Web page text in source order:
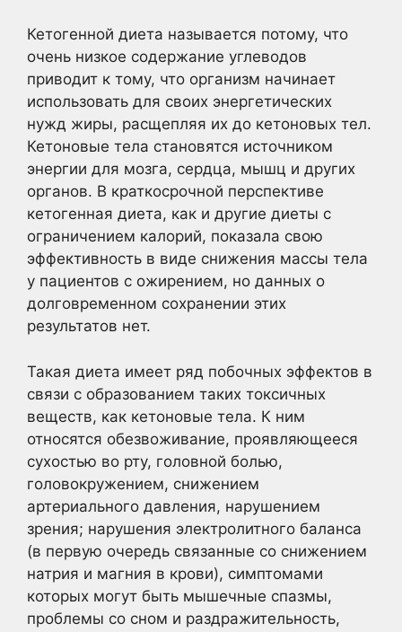
Кетогенной диета называется потому, что
очень низкое содержание углеводов
приводит к тому, что организм начинает
использовать для своих энергетических
нужд жиры, расщепляя их до кетоновых тел.
Кетоновые тела становятся источником
энергии для мозга, сердца, мышц и других
органов. В краткосрочной перспективе
кетогенная диета, как и другие диеты с
ограничением калорий, показала свою
эффективность в виде снижения массы тела
у пациентов с ожирением, но данных о
долговременном сохранении этих
результатов нет.
Такая диета имеет ряд побочных эффектов в
связи с образованием таких токсичных
веществ, как кетоновые тела. К ним
относятся обезвоживание, проявляющееся
сухостью во рту, головной болью,
головокружением, снижением
артериального давления, нарушением
зрения; нарушения электролитного баланса
(в первую очередь связанные со снижением
натрия и магния в крови), симптомами
которых могут быть мышечные спазмы,
проблемы со сном и раздражительность,